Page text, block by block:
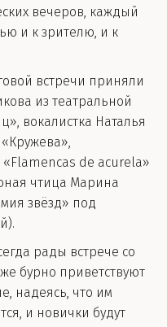
вечеров, каждый
и к зрителю, и к
встречи приняли
из театральной
вокалистка Наталья
de acurela»
чтица Марина
звёзд» под
рады встрече со
бурно приветствуют
надеясь, что им
и новички будут